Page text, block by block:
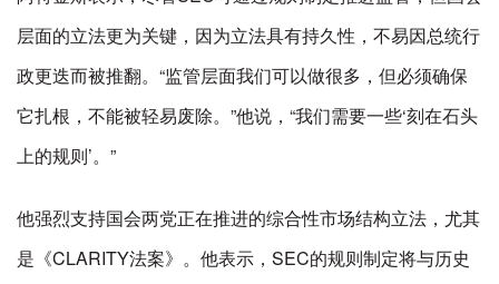
层面的立法更为关键，因为立法具有持久性，不易因总统行
政更迭而被推翻。“监管层面我们可以做很多，但必须确保
它扎根，不能被轻易废除。”他说，“我们需要一些‘刻在石头
上的规则’。”
他强烈支持国会两党正在推进的综合性市场结构立法，尤其
是《CLARITY法案》。他表示，SEC的规则制定将与历史